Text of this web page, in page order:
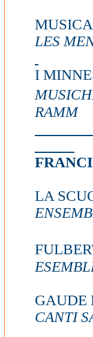
LES
I
RAMM
LA
GAUDE
CANTI